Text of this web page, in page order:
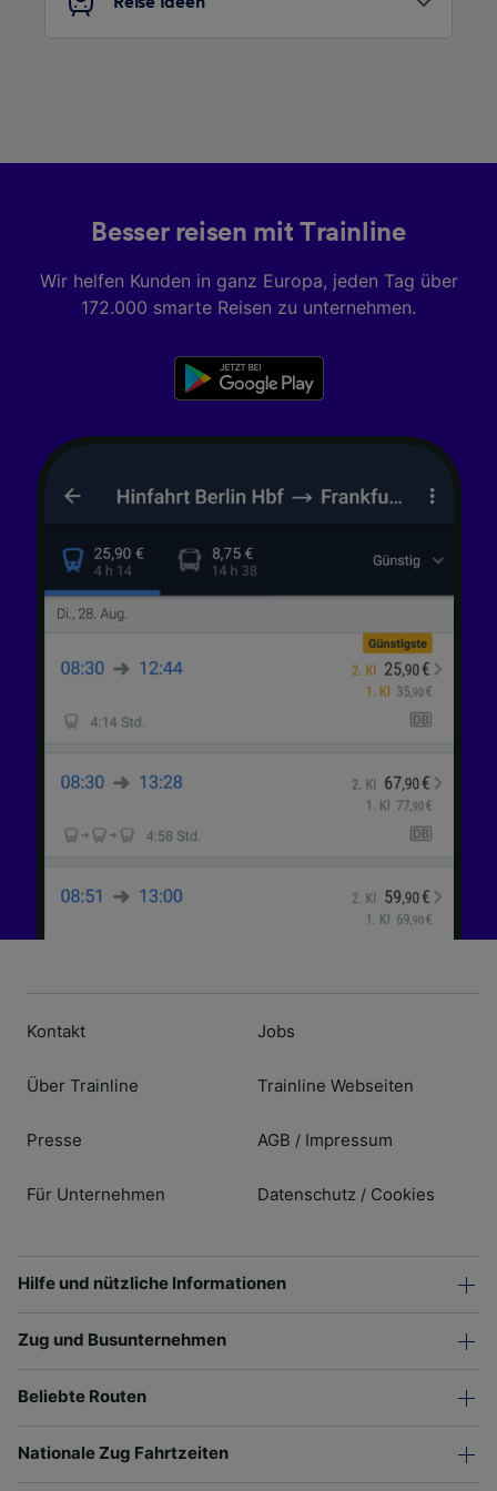
Besser reisen mit Trainline
Wir helfen Kunden in ganz Europa, jeden Tag über
172.000 smarte Reisen zu unternehmen.
Kontakt
Über Trainline
Presse
Für Unternehmen
Jobs
Trainline Webseiten
AGB / Impressum
Datenschutz / Cookies
Hilfe und nützliche Informationen
Zug und Busunternehmen
Beliebte Routen
Nationale Zug Fahrtzeiten